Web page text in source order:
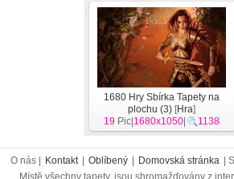
1680 Hry Sbírka Tapety na
plochu (3) [Hra]
19 Pic| 1680x1050 1138
O nás | Kontakt Oblíbený Domovská stránka |
Místě všechny tapety, jsou shromažďovány z